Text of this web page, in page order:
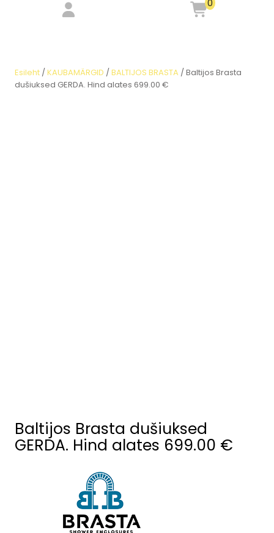
0
Esileht /KAUBAMÄRGID /BALTIJOS BRASTA / Baltijos Brasta
dušiuksed GERDA. Hind alates 699.00 €
Baltijos Brasta dušiuksed
GERDA. Hind alates 699.00 €